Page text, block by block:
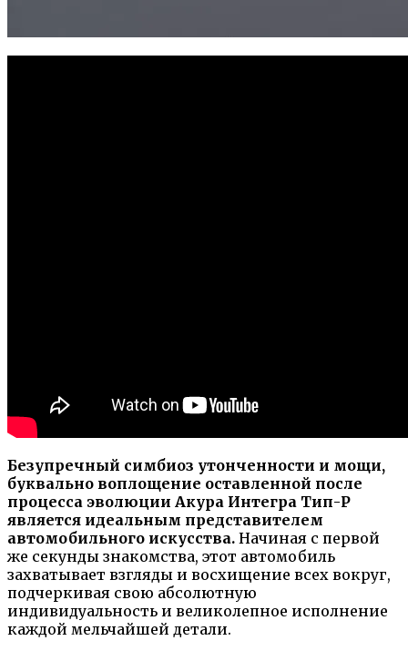
Безупречный симбиоз утонченности и мощи,
буквально воплощение оставленной после
процесса эволюции Акура Интегра Тип-Р
является идеальным представителем
автомобильного искусства. Начиная с первой
же секунды знакомства, этот автомобиль
захватывает взгляды и восхищение всех вокруг,
подчеркивая свою абсолютную
индивидуальность и великолепное исполнение
каждой мельчайшей детали.